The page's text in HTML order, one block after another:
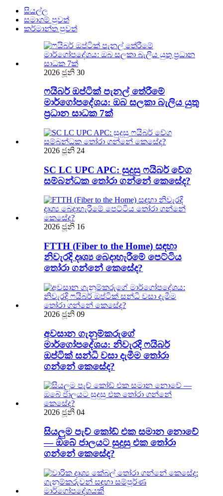
සියල්ල
සමාගම් පුවත්
කර්මාන්ත පුවත්
2026 ජූනි 30
ෆයිබර් ඔප්ටික් පැනල් තේරීමේ
මාර්ගෝපදේශය: ඔබ සලකා බැලිය යුතු
ප්‍රධාන සාධක 7ක්
2026 ජූනි 24
SC LC UPC APC: සුදුසු ෆයිබර් වේග
සම්බන්ධක තෝරා ගන්නේ කෙසේද?
2026 ජූනි 16
FTTH (Fiber to the Home) සඳහා
නිවැරදි දෘශ්‍ය බෙදාහැරීමේ පෙට්ටිය
තෝරා ගන්නේ කෙසේද?
2026 ජූනි 09
අවසාන ගැනුම්කරුගේ
මාර්ගෝපදේශය: නිවැරදි ෆයිබර්
ඔප්ටික් සන්ධි වසා දැමීම තෝරා
ගන්නේ කෙසේද?
2026 ජූනි 04
සියලුම පැච් කෝඩ් එක සමාන නොවේ
— ඔබේ ජාලයට සුදුසු එක තෝරා
ගන්නේ කෙසේද?